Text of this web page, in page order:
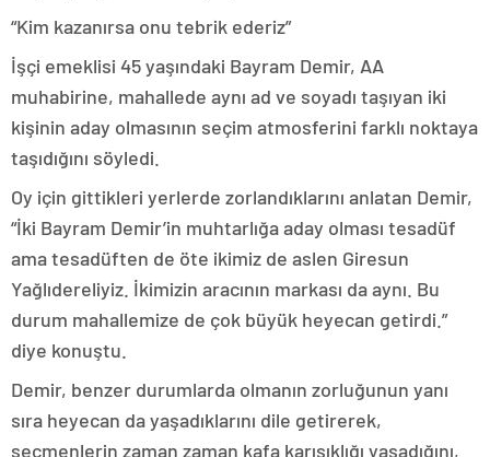
“Kim kazanırsa onu tebrik ederiz”
İşçi emeklisi 45 yaşındaki Bayram Demir, AA
muhabirine, mahallede aynı ad ve soyadı taşıyan iki
kişinin aday olmasının seçim atmosferini farklı noktaya
taşıdığını söyledi.
Oy için gittikleri yerlerde zorlandıklarını anlatan Demir,
“İki Bayram Demir’in muhtarlığa aday olması tesadüf
ama tesadüften de öte ikimiz de aslen Giresun
Yağlıdereliyiz. İkimizin aracının markası da aynı. Bu
durum mahallemize de çok büyük heyecan getirdi.”
diye konuştu.
Demir, benzer durumlarda olmanın zorluğunun yanı
sıra heyecan da yaşadıklarını dile getirerek,
seçmenlerin zaman zaman kafa karışıklığı yaşadığını,